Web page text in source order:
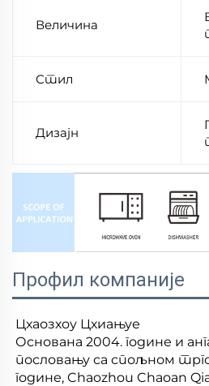
Величина
Стил
Дизајн
Профил компаније
Цхаозхоу Цхиањуе
Основана 2004. године и
пословању са спољном
године, Chaozhou Chaoan